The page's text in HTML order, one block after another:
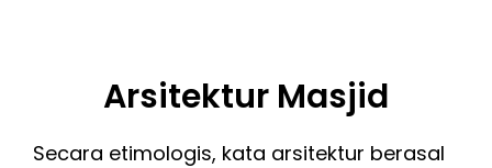
Arsitektur Masjid
Secara etimologis, kata arsitektur berasal